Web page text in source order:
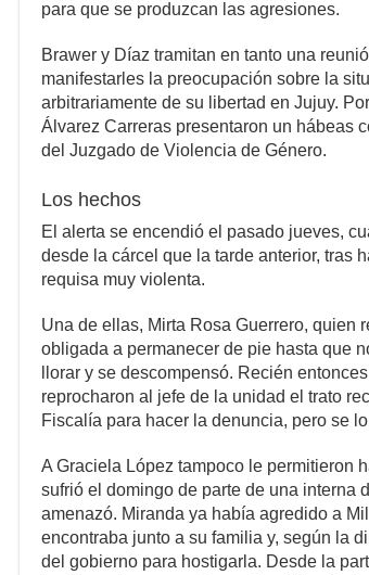
para que se produzcan las agresiones.
Brawer y Díaz tramitan en tanto una
manifestarles la preocupación sobre la
arbitrariamente de su libertad en Jujuy.
Álvarez Carreras presentaron un hábeas
del Juzgado de Violencia de Género.
Los hechos
El alerta se encendió el pasado jueves,
desde la cárcel que la tarde anterior, tras
requisa muy violenta.
Una de ellas, Mirta Rosa Guerrero, quien
obligada a permanecer de pie hasta que
llorar y se descompensó. Recién
reprocharon al jefe de la unidad el trato
Fiscalía para hacer la denuncia, pero se
A Graciela López tampoco le permitieron
sufrió el domingo de parte de una interna
amenazó. Miranda ya había agredido a
encontraba junto a su familia y, según la
del gobierno para hostigarla. Desde la